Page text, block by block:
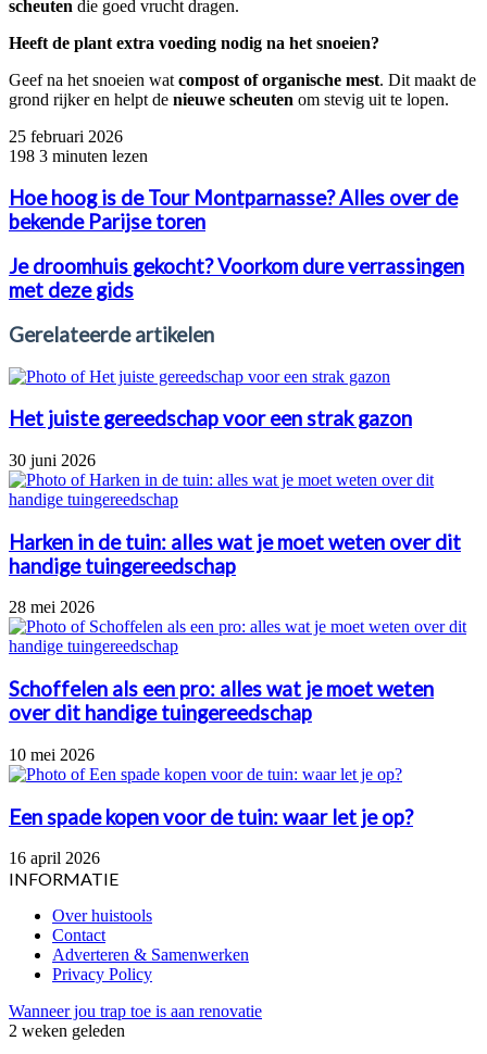
scheuten die goed vrucht dragen.
Heeft de plant extra voeding nodig na het snoeien?
Geef na het snoeien wat compost of organische mest. Dit maakt de
grond rijker en helpt de nieuwe scheuten om stevig uit te lopen.
25 februari 2026
198 3 minuten lezen
Hoe hoog is de Tour Montparnasse? Alles over de
bekende Parijse toren
Je droomhuis gekocht? Voorkom dure verrassingen
met deze gids
Gerelateerde artikelen
Het juiste gereedschap voor een strak gazon
30 juni 2026
Harken in de tuin: alles wat je moet weten over dit
handige tuingereedschap
28 mei 2026
Schoffelen als een pro: alles wat je moet weten
over dit handige tuingereedschap
10 mei 2026
Een spade kopen voor de tuin: waar let je op?
16 april 2026
INFORMATIE
Over huistools
Contact
Adverteren & Samenwerken
Privacy Policy
Wanneer jou trap toe is aan renovatie
2 weken geleden